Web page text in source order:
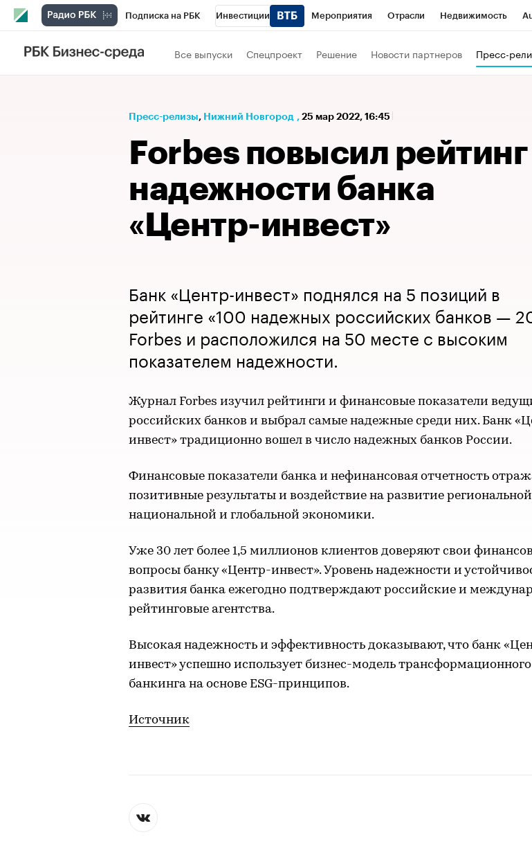
Подписка на РБК Инвестиции Мероприятия Отрасли Недвижимость
Телеканал
Спецпроекты Бизнес
Все выпуски Спецпроект Решение Новости партнеров Пресс-
Пресс-релизы⁠, Нижний Новгород , 25 мар 2022, 16:45
Forbes повысил рейтинг
надежности банка
«Центр-инвест»
Банк «Центр-инвест» поднялся на 5 позиций в
рейтинге «100 надежных российских банков —
Forbes и расположился на 50 месте с высоким
показателем надежности.
Журнал Forbes изучил рейтинги и финансовые показатели
российских банков и выбрал самые надежные среди них. Банк
инвест» традиционно вошел в число надежных банков России.
Финансовые показатели банка и нефинансовая отчетность
позитивные результаты и воздействие на развитие
национальной и глобальной экономики.
Уже 30 лет более 1,5 миллионов клиентов доверяют свои
вопросы банку «Центр-инвест». Уровень надежности и
развития банка ежегодно подтверждают российские и
рейтинговые агентства.
Высокая надежность и эффективность доказывают, что банк
инвест» успешно использует бизнес-модель трансформационного
банкинга на основе ESG-принципов.
Источник